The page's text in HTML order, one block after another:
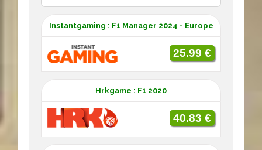
Instantgaming : F1 Manager 2024 - Europe
25.99 €
Hrkgame : F1 2020
40.83 €